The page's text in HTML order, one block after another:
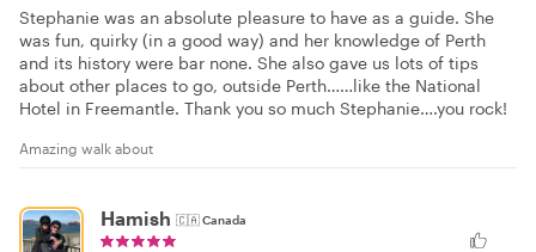
Stephanie was an absolute pleasure to have as a guide. She
was fun, quirky (in a good way) and her knowledge of Perth
and its history were bar none. She also gave us lots of tips
about other places to go, outside Perth……like the National
Hotel in Freemantle. Thank you so much Stephanie….you rock!
Amazing walk about
Hamish 🇨🇦Canada